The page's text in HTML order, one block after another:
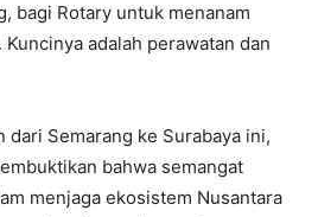
bagi Rotary untuk menanam
adalah perawatan dan
dari Semarang ke Surabaya ini,
bahwa semangat
menjaga ekosistem Nusantara